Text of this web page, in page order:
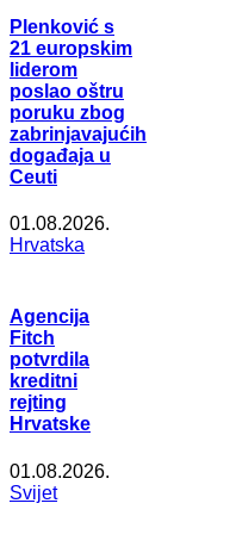
Plenković s
21 europskim
liderom
poslao oštru
poruku zbog
zabrinjavajućih
događaja u
Ceuti
01.08.2026.
Hrvatska
Agencija
Fitch
potvrdila
kreditni
rejting
Hrvatske
01.08.2026.
Svijet